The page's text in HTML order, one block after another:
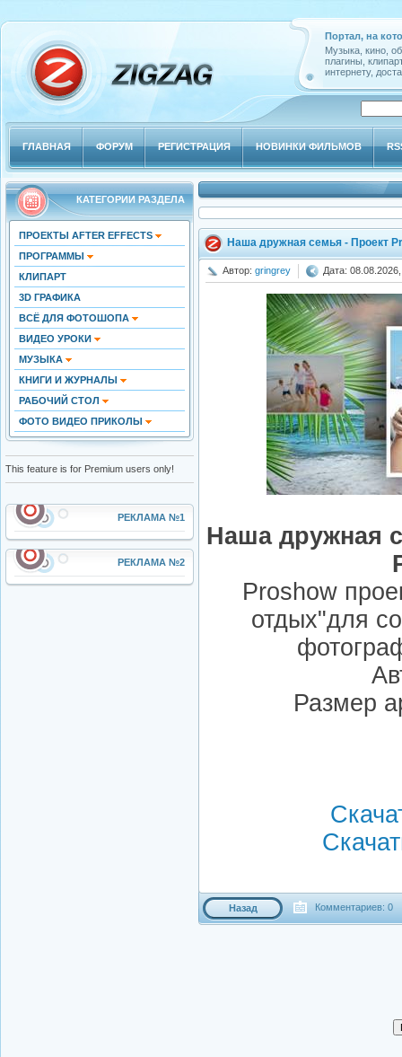
Портал, на
Музыка, кино,
плагины,
интернету,
ГЛАВНАЯ ФОРУМ РЕГИСТРАЦИЯ НОВИНКИ ФИЛЬМОВ
КАТЕГОРИИ РАЗДЕЛА
ПРОЕКТЫ AFTER EFFECTS
ПРОГРАММЫ
КЛИПАРТ
3D ГРАФИКА
ВСЁ ДЛЯ ФОТОШОПА
ВИДЕО УРОКИ
МУЗЫКА
КНИГИ И ЖУРНАЛЫ
РАБОЧИЙ СТОЛ
ФОТО ВИДЕО ПРИКОЛЫ
This feature is for Premium users only!
РЕКЛАМА №1
РЕКЛАМА №2
Наша дружная семья - Проект
Автор: gringrey Дата:
Наша дружная
Proshow
отдых"для
Размер
Назад Комментариев: 0